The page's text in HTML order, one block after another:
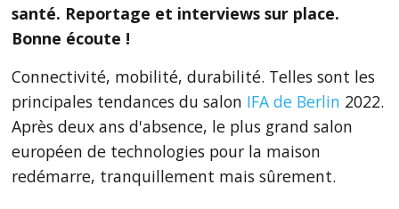
santé. Reportage et interviews sur place.
Bonne écoute !
Connectivité, mobilité, durabilité. Telles sont les
principales tendances du salon IFA de Berlin 2022.
Après deux ans d'absence, le plus grand salon
européen de technologies pour la maison
redémarre, tranquillement mais sûrement.